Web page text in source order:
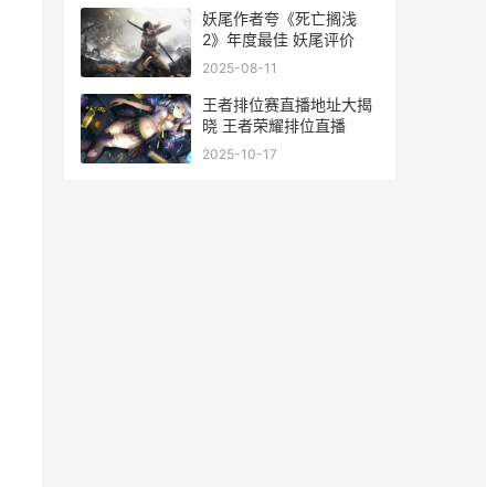
妖尾作者夸《死亡搁浅
2》年度最佳 妖尾评价
2025-08-11
王者排位赛直播地址大揭
晓 王者荣耀排位直播
2025-10-17